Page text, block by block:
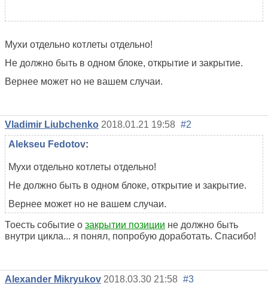
Мухи отдельно котлеты отдельно!
Не должно быть в одном блоке, открытие и закрытие.
Вернее может но не вашем случаи.
Vladimir Liubchenko 2018.01.21 19:58 #2
Alekseu Fedotov:
Мухи отдельно котлеты отдельно!
Не должно быть в одном блоке, открытие и закрытие.
Вернее может но не вашем случаи.
Тоесть событие о закрытии позиции не должно быть
внутри цикла... я понял, попробую доработать. Спасибо!
Alexander Mikryukov 2018.03.30 21:58 #3